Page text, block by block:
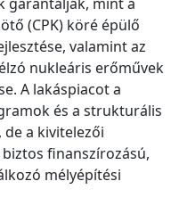
(CPK) köré épülő
valamint az
nukleáris erőművek
A lakáspiacot a
és a strukturális
a kivitelezői
finanszírozású,
mélyépítési